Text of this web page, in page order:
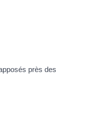
près des